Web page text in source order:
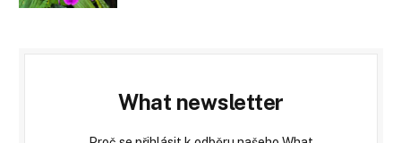
What newsletter